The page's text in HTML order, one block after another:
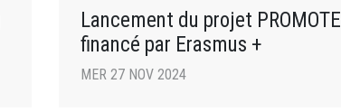
Lancement du projet PROMOTE
financé par Erasmus +
MER 27 NOV 2024